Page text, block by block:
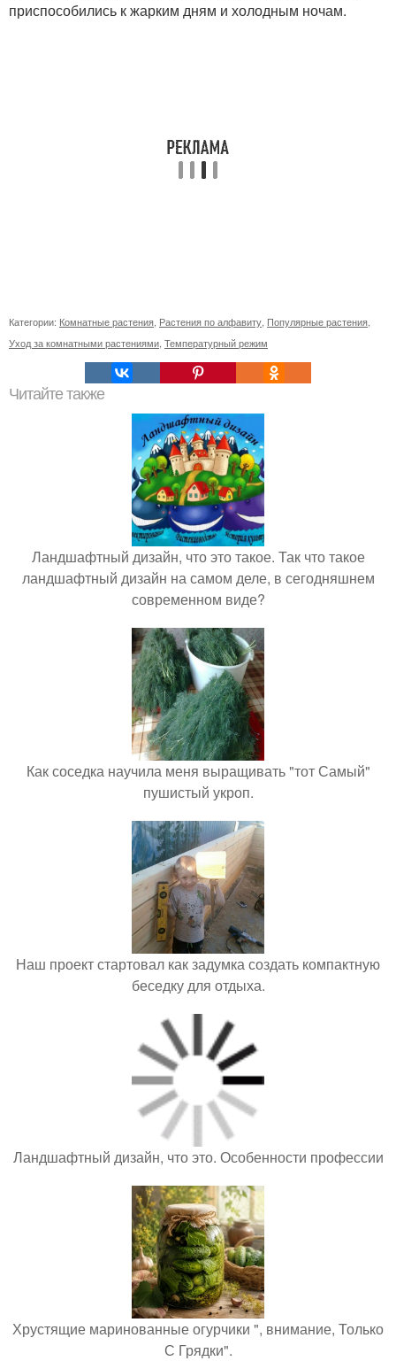
приспособились к жарким дням и холодным ночам.
Категории: Комнатные растения Растения по алфавиту Популярные растения
Уход за комнатными растениями Температурный режим
Читайте также
Ландшафтный дизайн, что это такое. Так что такое
ландшафтный дизайн на самом деле, в сегодняшнем
современном виде?
Как соседка научила меня выращивать "тот Самый"
пушистый укроп.
Наш проект стартовал как задумка создать компактную
беседку для отдыха.
Ландшафтный дизайн, что это. Особенности профессии
Хрустящие маринованные огурчики ", внимание, Только
С Грядки".